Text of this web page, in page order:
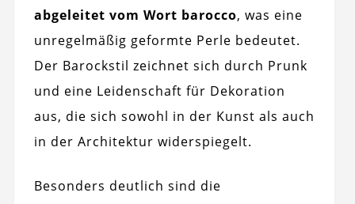
abgeleitet vom Wort barocco, was eine
unregelmäßig geformte Perle bedeutet.
Der Barockstil zeichnet sich durch Prunk
und eine Leidenschaft für Dekoration
aus, die sich sowohl in der Kunst als auch
in der Architektur widerspiegelt.
Besonders deutlich sind die